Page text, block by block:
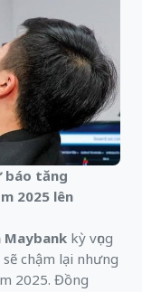
báo tăng
2025 lên
Maybank kỳ vọng
chậm lại nhưng
2025. Đồng